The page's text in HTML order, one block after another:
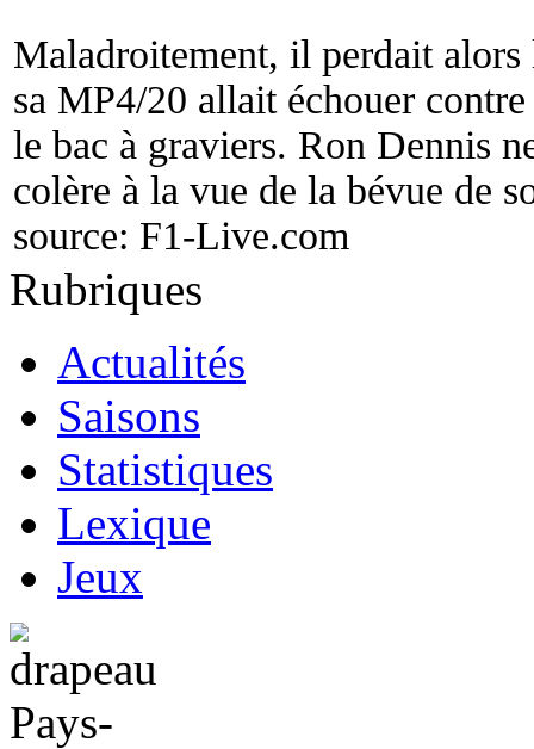
Maladroitement, il perdait
sa MP4/20 allait échouer
le bac à graviers. Ron Dennis
colère à la vue de la bévue de
source: F1-Live.com
Rubriques
Actualités
Saisons
Statistiques
Lexique
Jeux